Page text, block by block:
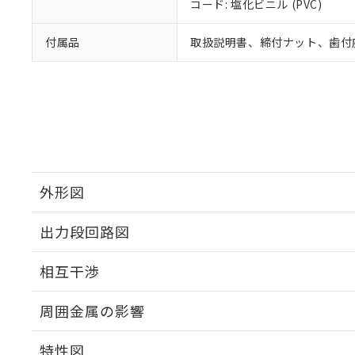
コード: 塩化ビニル (PVC)
付属品 取扱説明書、締付ナット、歯付
外形図
出力段回路図
相互干渉
周囲金属の影響
特性図